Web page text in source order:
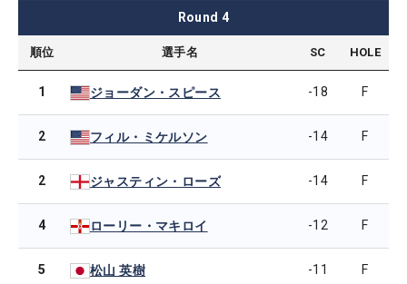
Round 4
順位 選手名 SC HOLE
1 ジョーダン・スピース -18 F
2 フィル・ミケルソン -14 F
2 ジャスティン・ローズ -14 F
4 ローリー・マキロイ -12 F
5 松山 英樹 -11 F